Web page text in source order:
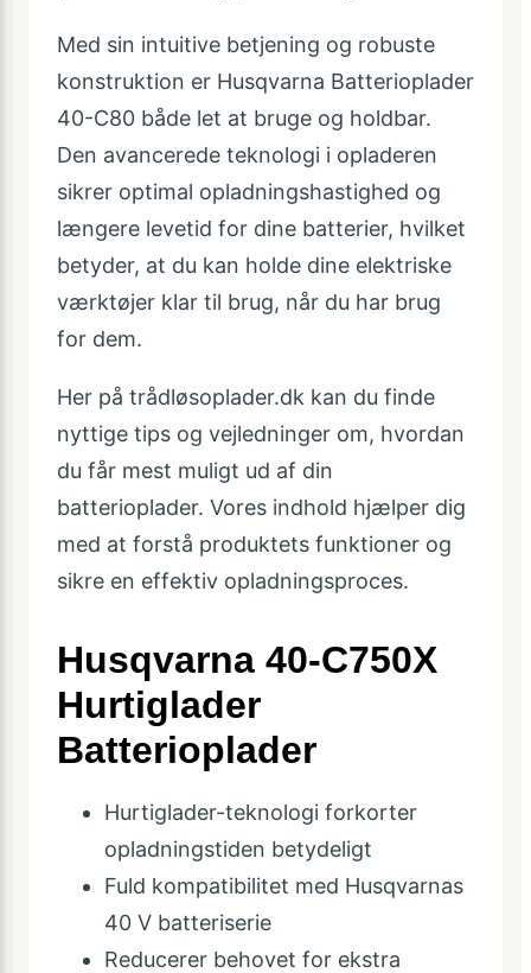
Med sin intuitive betjening og robuste
konstruktion er Husqvarna Batterioplader
40-C80 både let at bruge og holdbar.
Den avancerede teknologi i opladeren
sikrer optimal opladningshastighed og
længere levetid for dine batterier, hvilket
betyder, at du kan holde dine elektriske
værktøjer klar til brug, når du har brug
for dem.
Her på trådløsoplader.dk kan du finde
nyttige tips og vejledninger om, hvordan
du får mest muligt ud af din
batterioplader. Vores indhold hjælper dig
med at forstå produktets funktioner og
sikre en effektiv opladningsproces.
Husqvarna 40-C750X
Hurtiglader
Batterioplader
Hurtiglader-teknologi forkorter
opladningstiden betydeligt
Fuld kompatibilitet med Husqvarnas
40 V batteriserie
Reducerer behovet for ekstra